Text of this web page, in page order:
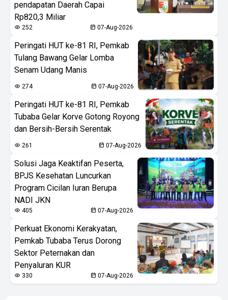
pendapatan Daerah Capai
Rp820,3 Miliar
252 07-Aug-2026
Peringati HUT ke-81 RI, Pemkab
Tulang Bawang Gelar Lomba
Senam Udang Manis
274 07-Aug-2026
Peringati HUT ke-81 RI, Pemkab
Tubaba Gelar Korve Gotong Royong
dan Bersih-Bersih Serentak
261 07-Aug-2026
Solusi Jaga Keaktifan Peserta,
BPJS Kesehatan Luncurkan
Program Cicilan Iuran Berupa
NADI JKN
405 07-Aug-2026
Perkuat Ekonomi Kerakyatan,
Pemkab Tubaba Terus Dorong
Sektor Peternakan dan
Penyaluran KUR
330 07-Aug-2026